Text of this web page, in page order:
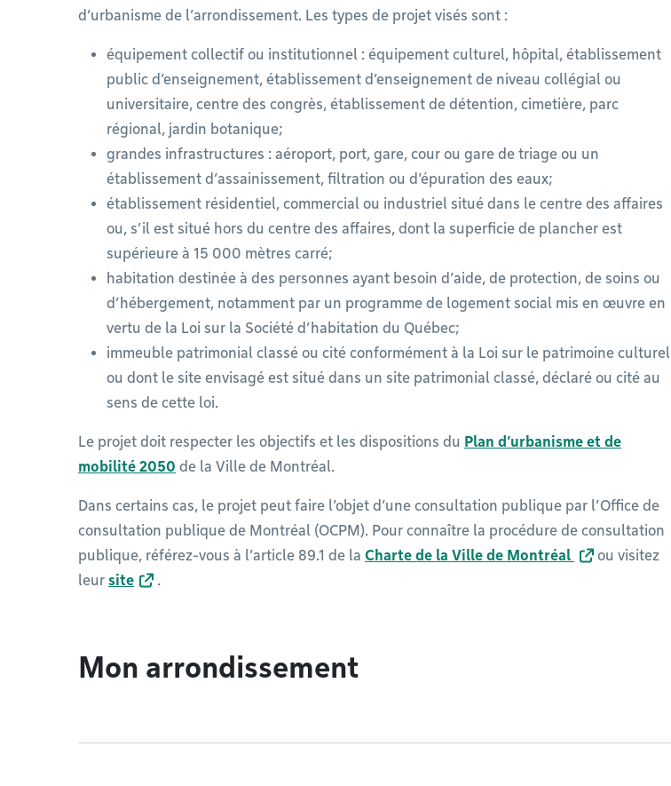
d’urbanisme de l’arrondissement. Les types de projet visés sont :
équipement collectif ou institutionnel : équipement culturel, hôpital, établissement
public d’enseignement, établissement d’enseignement de niveau collégial ou
universitaire, centre des congrès, établissement de détention, cimetière, parc
régional, jardin botanique;
grandes infrastructures : aéroport, port, gare, cour ou gare de triage ou un
établissement d’assainissement, filtration ou d’épuration des eaux;
établissement résidentiel, commercial ou industriel situé dans le centre des affaires
ou, s’il est situé hors du centre des affaires, dont la superficie de plancher est
supérieure à 15 000 mètres carré;
habitation destinée à des personnes ayant besoin d’aide, de protection, de soins ou
d’hébergement, notamment par un programme de logement social mis en œuvre en
vertu de la Loi sur la Société d’habitation du Québec;
immeuble patrimonial classé ou cité conformément à la Loi sur le patrimoine culturel
ou dont le site envisagé est situé dans un site patrimonial classé, déclaré ou cité au
sens de cette loi.
Le projet doit respecter les objectifs et les dispositions du Plan d’urbanisme et de
mobilité 2050 de la Ville de Montréal.
Dans certains cas, le projet peut faire l’objet d’une consultation publique par l’Office de
consultation publique de Montréal (OCPM). Pour connaître la procédure de consultation
publique, référez-vous à l’article 89.1 de la Charte de la Ville de Montréal
ou visitez
leur site .
Mon arrondissement